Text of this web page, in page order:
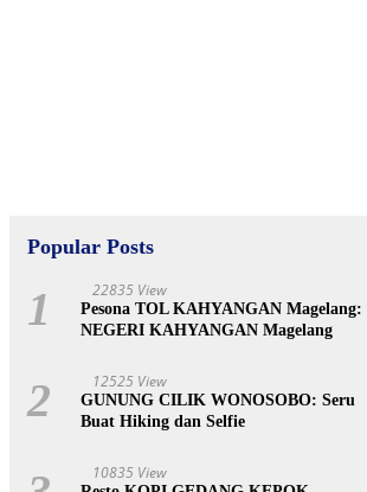
Popular Posts
1 22835 View
Pesona TOL KAHYANGAN Magelang:
NEGERI KAHYANGAN Magelang
2 12525 View
GUNUNG CILIK WONOSOBO: Seru
Buat Hiking dan Selfie
10835 View